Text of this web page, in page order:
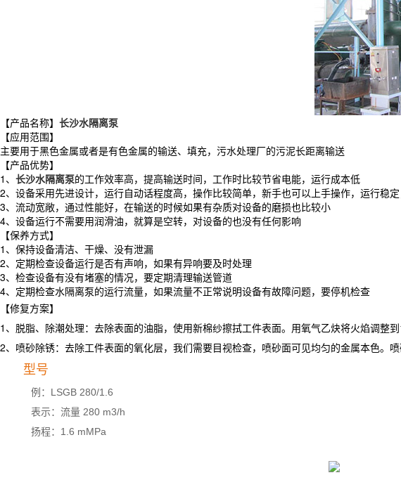
【产品名称】 长沙水隔离泵
【应用范围】
主要用于黑色金属或者是有色金属的输送、填充，污水处理厂的污泥长距离输送
【产品优势】
1、 长沙水隔离泵的工作效率高，提高输送时间，工作时比较节省电能，运行成本低
2、设备采用先进设计，运行自动话程度高，操作比较简单，新手也可以上手操作，运行稳
3、流动宽敞，通过性能好，在输送的时候如果有杂质对设备的磨损也比较小
4、设备运行不需要用润滑油，就算是空转，对设备的也没有任何影响
【保养方式】
1、保持设备清洁、干燥、没有泄漏
2、定期检查设备运行是否有声响，如果有异响要及时处理
3、检查设备有没有堵塞的情况，要定期清理输送管道
4、定期检查水隔离泵的运行流量，如果流量不正常说明设备有故障问题，要停机检查
【修复方案】
1、脱脂、除潮处理：去除表面的油脂，使用新棉纱擦拭工件表面。用氧气乙炔将火焰调整
2、喷砂除锈：去除工件表面的氧化层，我们需要目视检查，喷砂面可见均匀的金属本色。
型号
例：LSGB 280/1.6
表示：流量 280 m3/h
扬程：1.6 mMPa